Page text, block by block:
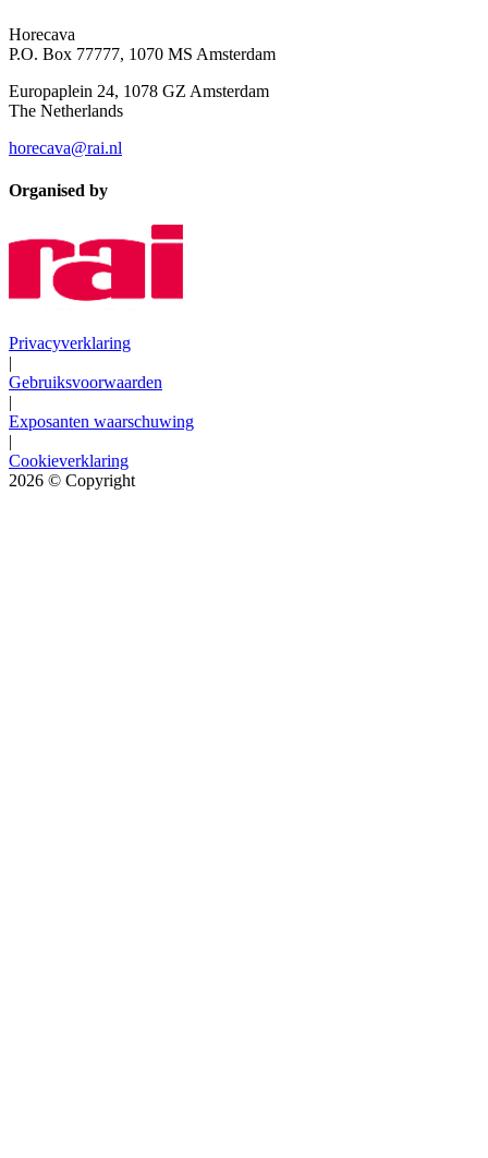
Horecava
P.O. Box 77777, 1070 MS Amsterdam
Europaplein 24, 1078 GZ Amsterdam
The Netherlands
horecava@rai.nl
Organised by
Privacyverklaring
|
Gebruiksvoorwaarden
|
Exposanten waarschuwing
|
Cookieverklaring
2026 © Copyright